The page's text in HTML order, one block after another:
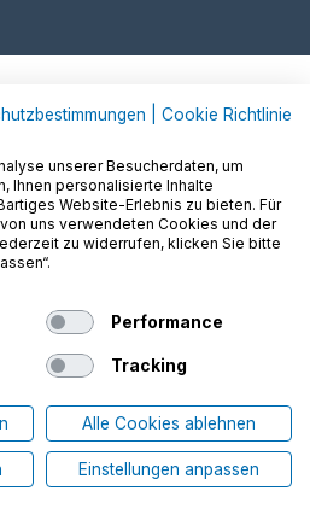
Cookie Richtlinie
unserer Besucherdaten, um
Ihnen personalisierte Inhalte
Website-Erlebnis zu bieten. Für
uns verwendeten Cookies und der
zu widerrufen, klicken Sie bitte
Performance
Tracking
Alle Cookies ablehnen
Einstellungen anpassen